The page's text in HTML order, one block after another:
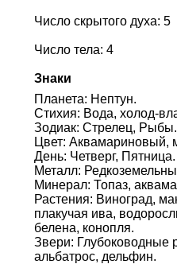
Число скрытого духа: 5
Число тела: 4
Знаки
Планета: Нептун.
Стихия: Вода, холод-
Зодиак: Стрелец, Рыбы.
Цвет: Аквамариновый,
День: Четверг, Пятница.
Металл:
Минерал: Топаз,
Растения: Виноград,
плакучая ива,
белена, конопля.
Звери: Глубоководные
альбатрос, дельфин.